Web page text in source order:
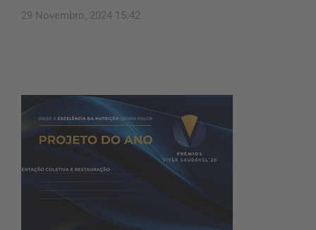
29 Novembro, 2024 15:42